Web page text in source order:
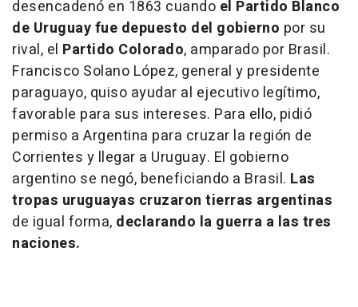
desencadenó en 1863 cuando el Partido Blanco
de Uruguay fue depuesto del gobierno por su
rival, el Partido Colorado, amparado por Brasil.
Francisco Solano López, general y presidente
paraguayo, quiso ayudar al ejecutivo legítimo,
favorable para sus intereses. Para ello, pidió
permiso a Argentina para cruzar la región de
Corrientes y llegar a Uruguay. El gobierno
argentino se negó, beneficiando a Brasil. Las
tropas uruguayas cruzaron tierras argentinas
de igual forma, declarando la guerra a las tres
naciones.